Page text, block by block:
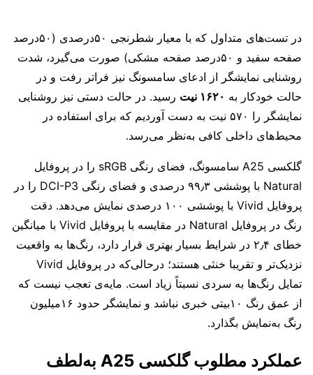
در تست‌های متداول که با معیار شطرنجی ۵۰درصدی (۵۰درصد
صفحه سفید و ۵۰درصد صفحه مشکی) صورت می‌گیرد، شدت
روشنایی نمایشگر از ادعای سامسونگ نیز فراتر رفت و در
حالت خودکار به ۱۶۲۰ نیت
رسید. در حالت دستی نیز روشنایی
نمایشگر را ۵۷۰ نیت به دست آوردیم که برای استفاده در
محیط‌های داخلی کافی به‌نظر می‌رسد.
گلکسی A25 سامسونگ، فضای رنگی sRGB را در پروفایل
Natural با پوششی ۹۹٫۳ درصدی و فضای رنگی DCI-P3 را در
پروفایل Vivid با پوششی ۱۰۰ درصدی نمایش می‌دهد. دقت
رنگ در پروفایل Natural در مقایسه با پروفایل Vivid با میانگین
خطای ۲٫۴ در شرایط بسیار بهتری قرار دارد، رنگ‌ها به واقعیت
نزدیک‌تر و تقریبا خنثی هستند؛ درحالی‌که در پروفایل Vivid
تمایل رنگ‌ها به سردی نسبتاً زیاد است. مایه‌ی تعجب نیست که
از عمق رنگ ۱۰بیتی خبری نباشد و نمایشگر حدود ۱۶میلیون
رنگ به‌نمایش بگذارد.
عملکرد مطلوب گلکسی A25 به‌لطف